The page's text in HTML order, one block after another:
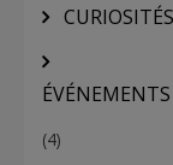
CURIOSITÉS
ÉVÉNEMENTS
(4)